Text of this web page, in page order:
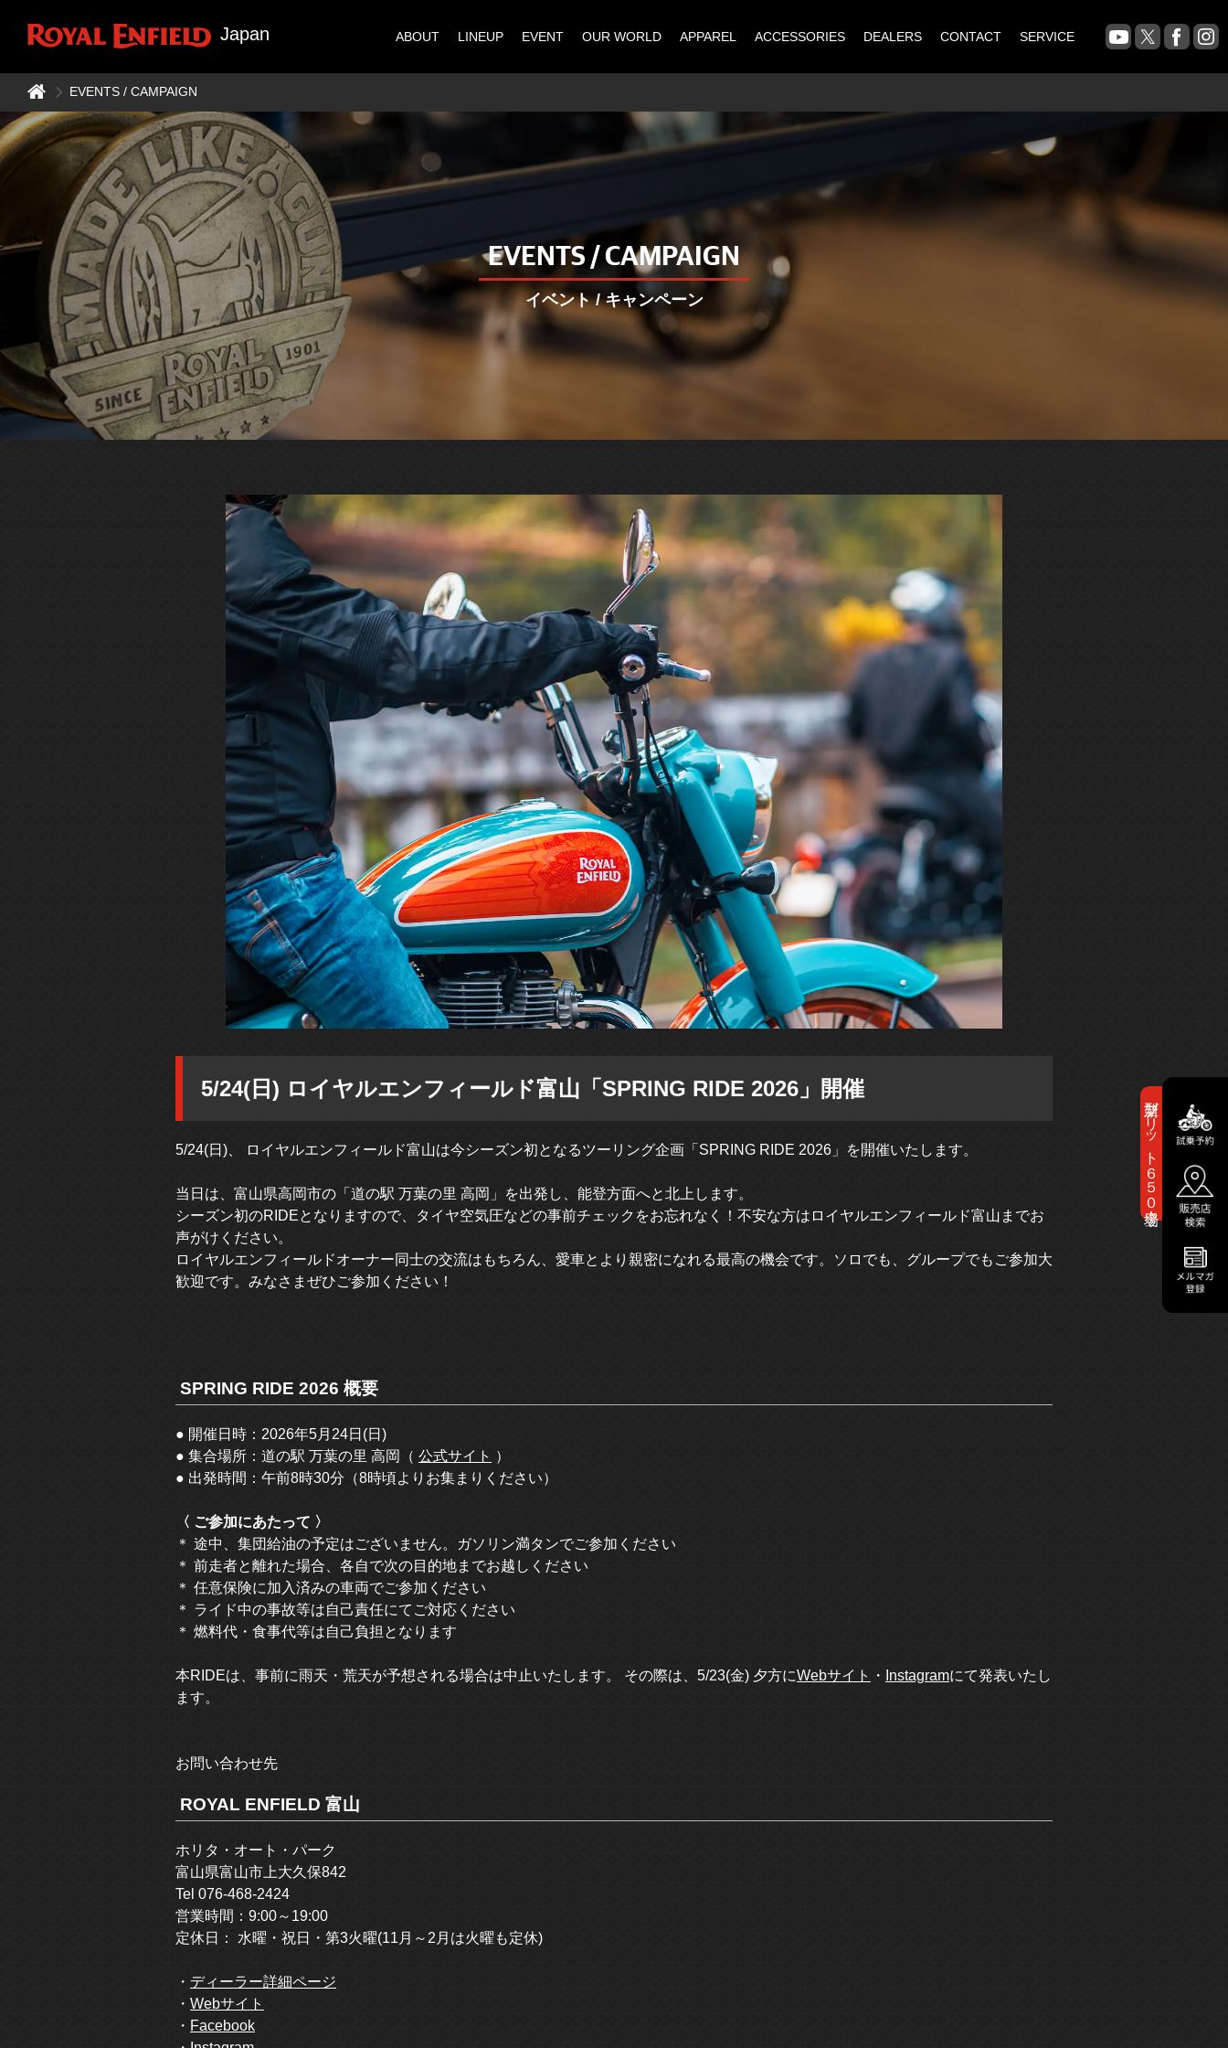
Japan ABOUT LINEUP EVENT OUR WORLD APPAREL ACCESSORIES DEALERS CONTACT SERVICE
新型ブリット６５０登場！
EVENTS / CAMPAIGN
EVENTS / CAMPAIGN
イベント / キャンペーン
5/24(日) ロイヤルエンフィールド富山「SPRING RIDE 2026」開催
5/24(日)、 ロイヤルエンフィールド富山は今シーズン初となるツーリング企画「SPRING RIDE 2026」を開催いたします。
当日は、富山県高岡市の「道の駅 万葉の里 高岡」を出発し、能登方面へと北上します。
シーズン初のRIDEとなりますので、タイヤ空気圧などの事前チェックをお忘れなく！不安な方はロイヤルエンフィールド富山までお
声がけください。
ロイヤルエンフィールドオーナー同士の交流はもちろん、愛車とより親密になれる最高の機会です。ソロでも、グループでもご参加大
歓迎です。みなさまぜひご参加ください！
SPRING RIDE 2026 概要
● 開催日時：2026年5月24日(日)
● 集合場所：道の駅 万葉の里 高岡（ 公式サイト ）
● 出発時間：午前8時30分（8時頃よりお集まりください）
〈 ご参加にあたって 〉
＊ 途中、集団給油の予定はございません。ガソリン満タンでご参加ください
＊ 前走者と離れた場合、各自で次の目的地までお越しください
＊ 任意保険に加入済みの車両でご参加ください
＊ ライド中の事故等は自己責任にてご対応ください
＊ 燃料代・食事代等は自己負担となります
本RIDEは、事前に雨天・荒天が予想される場合は中止いたします。 その際は、5/23(金) 夕方にWebサイト ・ Instagramにて発表いたし
ます。
お問い合わせ先
ROYAL ENFIELD 富山
ホリタ・オート・パーク
富山県富山市上大久保842
Tel 076-468-2424
営業時間：9:00～19:00
定休日： 水曜・祝日・第3火曜(11月～2月は火曜も定休)
・ ディーラー詳細ページ
・ Webサイト
・ Facebook